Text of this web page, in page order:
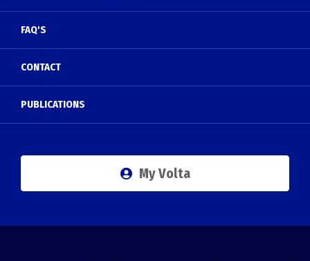
FAQ'S
CONTACT
PUBLICATIONS
My Volta